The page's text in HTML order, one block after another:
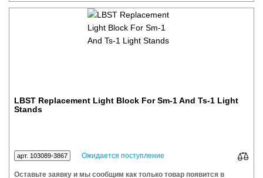
LBST Replacement Light Block For Sm-1 And Ts-1 Light
Stands
арт. 103089-3867 Ожидается поступление
Оставьте заявку и мы сообщим как только товар появится в